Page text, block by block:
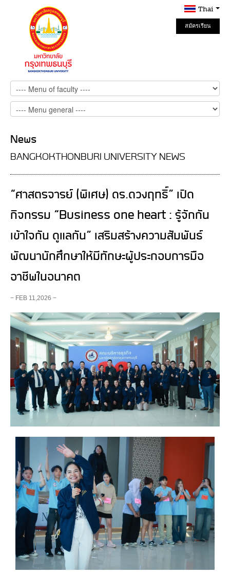
Thai
สมัครเรียน
Online
News
BANGKOKTHONBURI UNIVERSITY NEWS
“ศาสตรจารย์ (พิเศษ) ดร.ดวงฤทธิ์” เปิด
กิจกรรม “Business one heart : รู้จักกัน
เข้าใจกัน ดูแลกัน” เสริมสร้างความสัมพันธ์
พัฒนานักศึกษาให้มีทักษะผู้ประกอบการมือ
อาชีพในอนาคต
− FEB 11,2026 −